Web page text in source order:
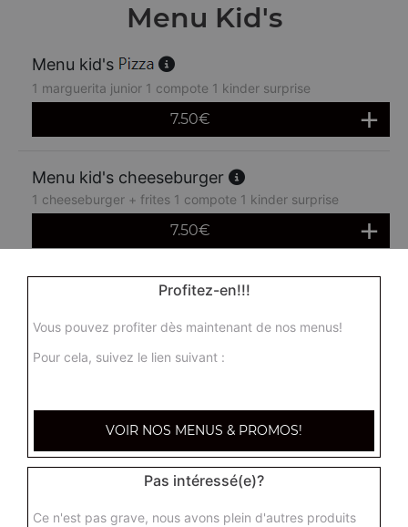
Menu Kid's
Menu kid's
1 marguerita junior 1 compote 1 kinder surprise
7.50€
Menu kid's cheeseburger
1 cheeseburger + frites 1 compote 1 kinder surprise
7.50€
Menu kid's nuggetsProfitez-en!!!
Vous pouvez profiter dès maintenant de nos menus!
Pour cela, suivez le lien suivant :
VOIR NOS MENUS & PROMOS!
Pas intéressé(e)?
Ce n'est pas grave, nous avons plein d'autres produits